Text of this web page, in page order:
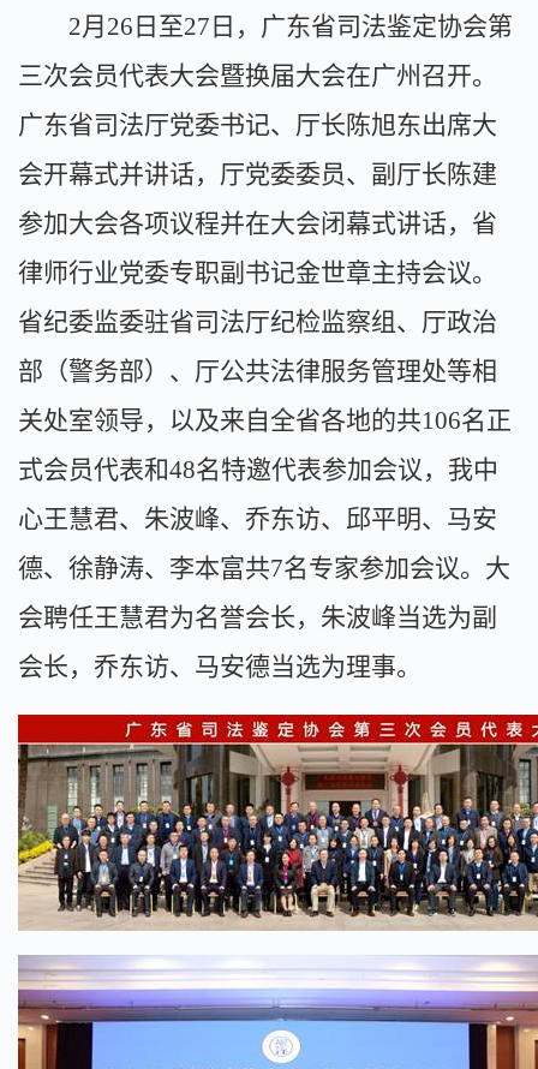
2月26日至27日，广东省司法鉴定协会第
三次会员代表大会暨换届大会在广州召开。
广东省司法厅党委书记、厅长陈旭东出席大
会开幕式并讲话，厅党委委员、副厅长陈建
参加大会各项议程并在大会闭幕式讲话，省
律师行业党委专职副书记金世章主持会议。
省纪委监委驻省司法厅纪检监察组、厅政治
部（警务部）、厅公共法律服务管理处等相
关处室领导，以及来自全省各地的共106名正
式会员代表和48名特邀代表参加会议，我中
心王慧君、朱波峰、乔东访、邱平明、马安
德、徐静涛、李本富共7名专家参加会议。大
会聘任王慧君为名誉会长，朱波峰当选为副
会长，乔东访、马安德当选为理事。